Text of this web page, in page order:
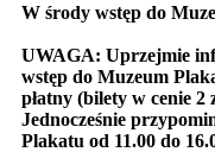
W środy wstęp do
UWAGA: Uprzejmie
wstęp do Muzeum
płatny (bilety w cenie 2
Jednocześnie
Plakatu od 11.00 do